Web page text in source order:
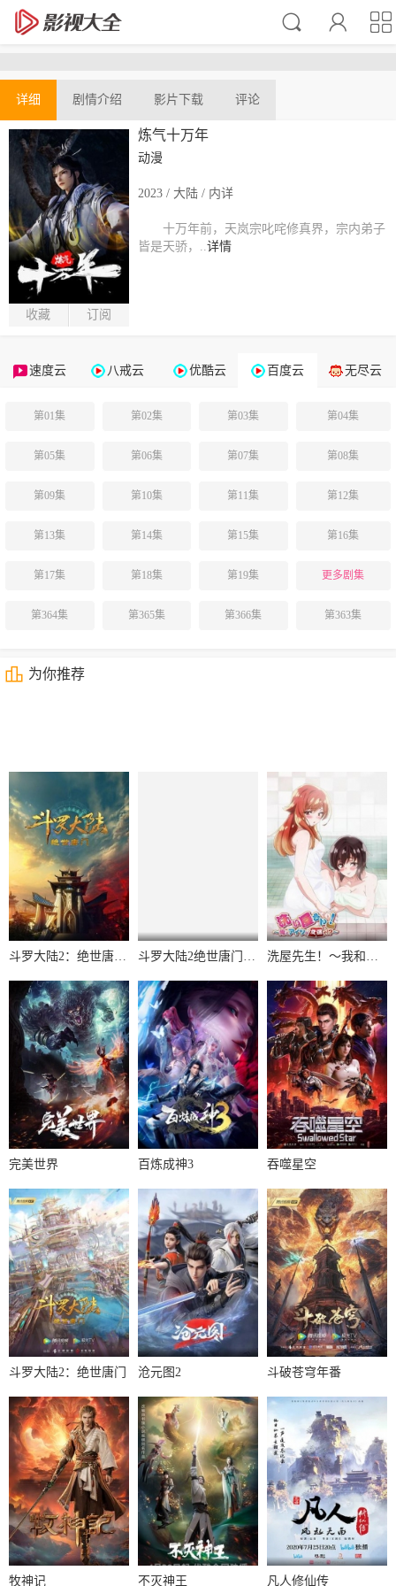
详细 剧情介绍 影片下载 评论
收藏 订阅
炼气十万年
动漫
2023 / 大陆 / 内详
十万年前，天岚宗叱咤修真界，宗内弟子
皆是天骄，..详情
速度云 八戒云 优酷云 百度云 无尽云
第01集 第02集 第03集 第04集
第05集 第06集 第07集 第08集
第09集 第10集 第11集 第12集
第13集 第14集 第15集 第16集
第17集 第18集 第19集 更多剧集
第363集
第364集 第365集 第366集
为你推荐
完美世界 百炼成神3 吞噬星空
斗罗大陆2：绝世唐门 沧元图2 斗破苍穹年番
牧神记 不灭神王 凡人修仙传